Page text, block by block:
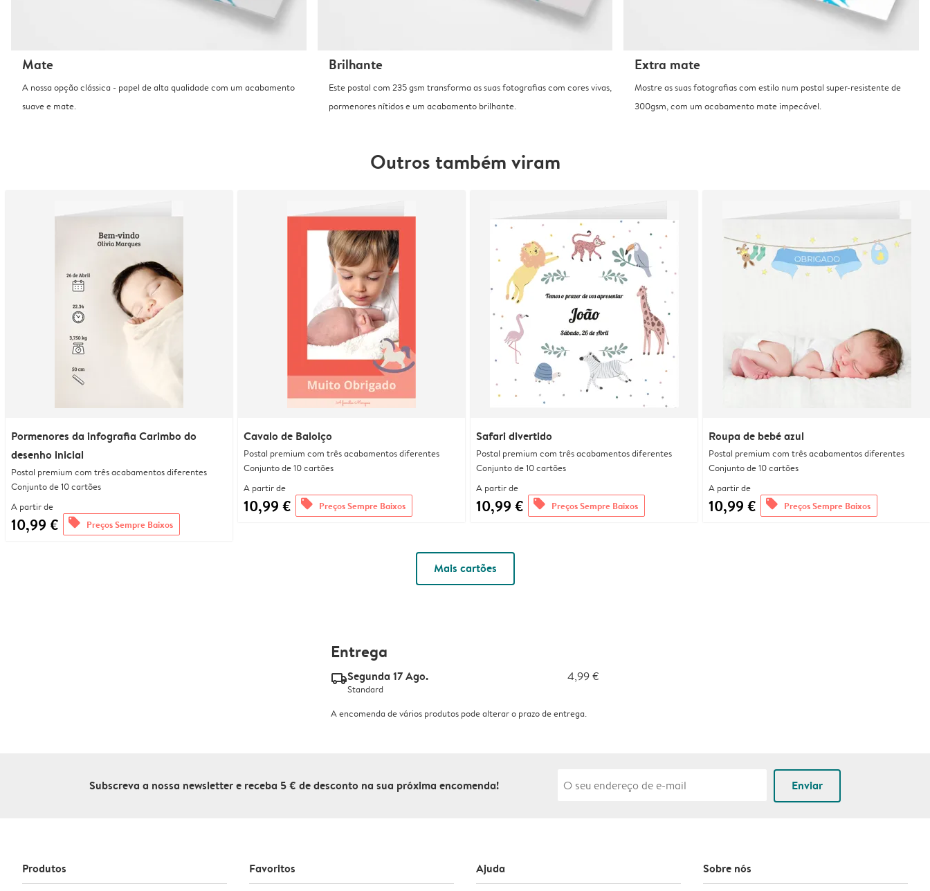
Mate
A nossa opção clássica - papel de alta qualidade com um acabamento
suave e mate.
Brilhante
Este postal com 235 gsm transforma as suas fotografias com cores vivas,
pormenores nítidos e um acabamento brilhante.
Extra mate
Mostre as suas fotografias com estilo num postal super-resistente de
300gsm, com um acabamento mate impecável.
Outros também viram
Pormenores da infografia Carimbo do
desenho inicial
Postal premium com três acabamentos diferentes
Conjunto de 10 cartões
A partir de
10,99 € offers Preços Sempre Baixos
Cavalo de Baloiço
Postal premium com três acabamentos diferentes
Conjunto de 10 cartões
A partir de
10,99 € offers Preços Sempre Baixos
Safari divertido
Postal premium com três acabamentos diferentes
Conjunto de 10 cartões
A partir de
10,99 € offers Preços Sempre Baixos
Roupa de bebé azul
Postal premium com três acabamentos diferentes
Conjunto de 10 cartões
A partir de
10,99 € offers Preços Sempre Baixos
Mais cartões
Entrega
delivery_standard_v2Segunda 17 Ago. 4,99 €
Standard
A encomenda de vários produtos pode alterar o prazo de entrega.
Subscreva a nossa newsletter e receba 5 € de desconto na sua próxima encomenda! Enviar
Produtos Favoritos Ajuda Sobre nós